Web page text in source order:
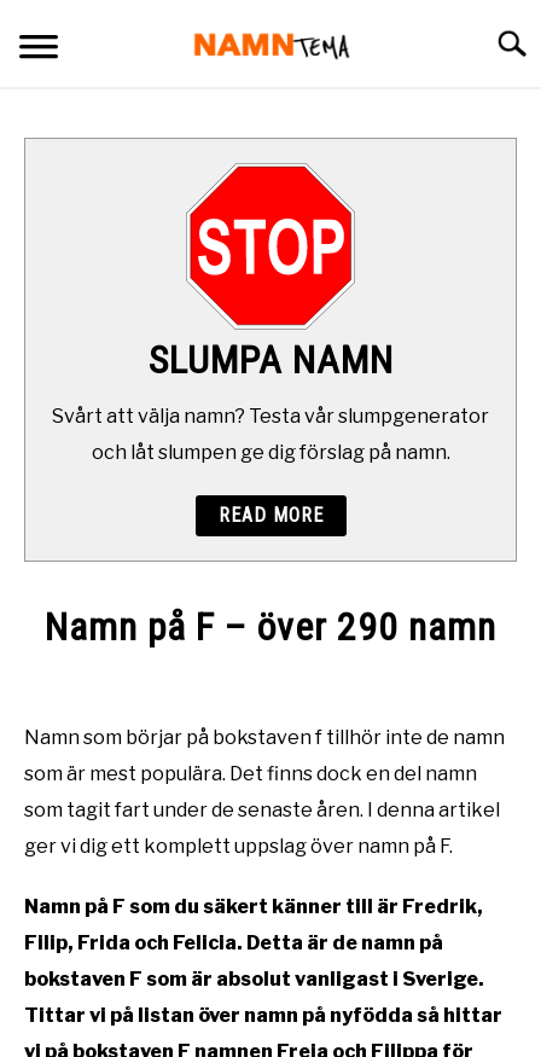
NAMN SOM BÖRJAR PÅ
NAMN I OLIKA LÄNDER
DAGENS NAMNSDAG
SLUMPA NAMN
Svårt att välja namn? Testa vår slumpgenerator
och låt slumpen ge dig förslag på namn.
READ MORE
Namn på F – över 290 namn
in
Namn
börjar
Namn som börjar på bokstaven f tillhör inte de namn
som är mest populära. Det finns dock en del namn
som tagit fart under de senaste åren. I denna artikel
ger vi dig ett komplett uppslag över namn på F.
Namn på F som du säkert känner till är Fredrik,
Filip, Frida och Felicia. Detta är de namn på
bokstaven F som är absolut vanligast i Sverige.
Tittar vi på listan över namn på nyfödda så hittar
vi på bokstaven F namnen Freja och Filippa för